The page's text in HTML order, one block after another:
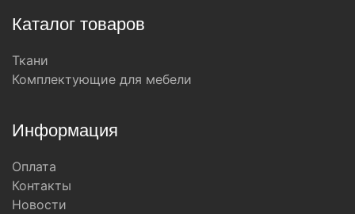
Каталог товаров
Ткани
Комплектующие для мебели
Информация
Оплата
Контакты
Новости